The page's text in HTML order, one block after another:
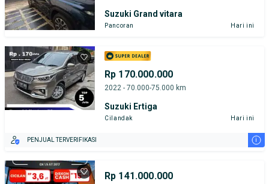
Suzuki Grand vitara
Pancoran Hari ini
Rp 170.000.000
2022 - 70.000-75.000 km
Suzuki Ertiga
Cilandak Hari ini
PENJUAL TERVERIFIKASI i
Rp 141.000.000